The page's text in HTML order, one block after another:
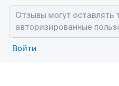
Войти